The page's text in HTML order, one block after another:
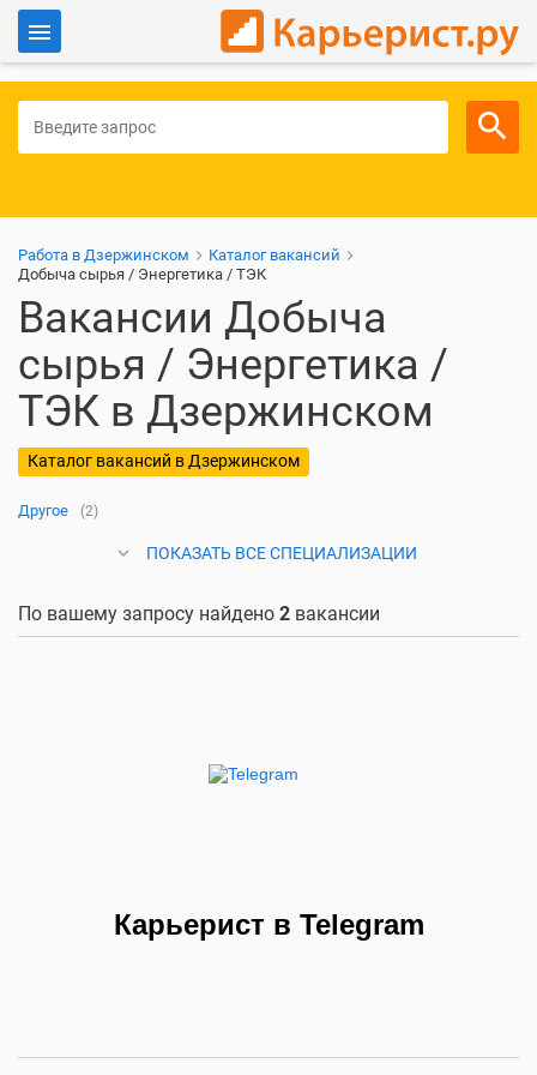
Для работодателей
Работа в Дзержинском
Каталог вакансий
Добыча сырья / Энергетика / ТЭК
Вакансии Добыча
сырья / Энергетика /
ТЭК в Дзержинском
Каталог вакансий в Дзержинском
Другое (2)
ПОКАЗАТЬ ВСЕ СПЕЦИАЛИЗАЦИИ
По вашему запросу найдено 2 вакансии
Карьерист в Telegram